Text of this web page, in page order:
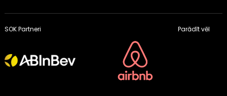
SOK Partneri Parādīt vēl